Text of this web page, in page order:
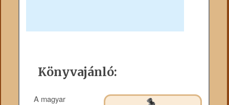
Könyvajánló:
A magyar